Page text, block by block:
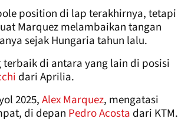
position di lap terakhirnya, tetapi
Marquez melambaikan tangan
sejak Hungaria tahun lalu.
terbaik di antara yang lain di posisi
dari Aprilia.
2025,Alex Marquez, mengatasi
di depan Pedro Acosta dari KTM.